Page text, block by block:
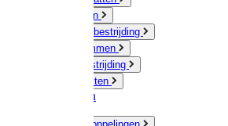
Drukspuiten
Ongediertebestrijding
Mollenklemmen
Onkruidbestrijding
Vliegenkasten
Meststoffen